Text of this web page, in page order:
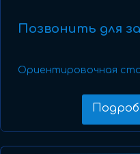
Позвонить для
Ориентировочная